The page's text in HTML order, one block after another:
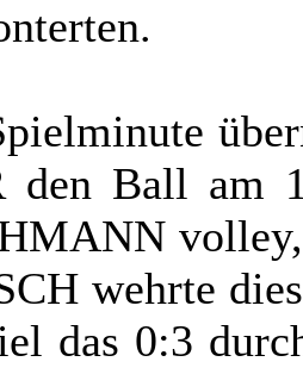
den Ball am
wehrte
das 0:3